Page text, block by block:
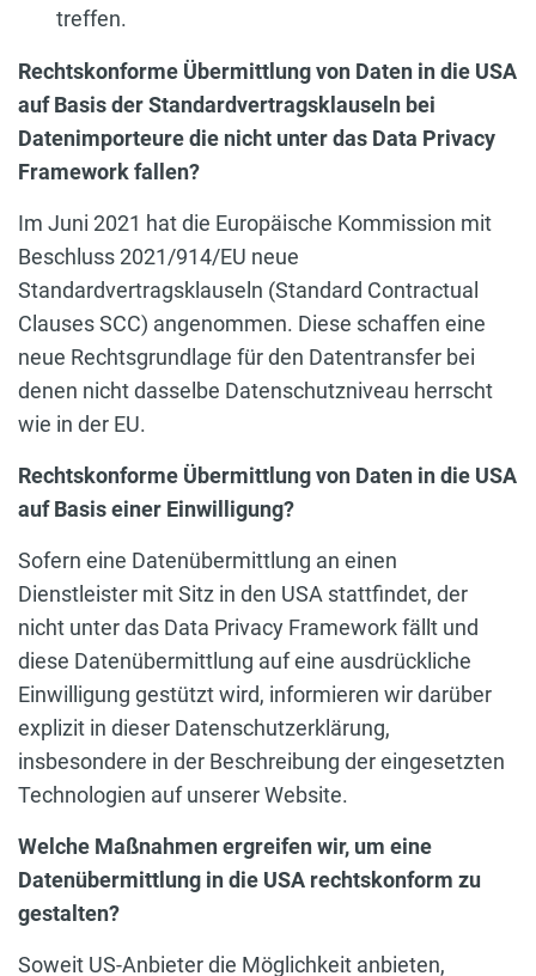
treffen.
Rechtskonforme Übermittlung von Daten in die USA
auf Basis der Standardvertragsklauseln bei
Datenimporteure die nicht unter das Data Privacy
Framework fallen?
Im Juni 2021 hat die Europäische Kommission mit
Beschluss 2021/914/EU neue
Standardvertragsklauseln (Standard Contractual
Clauses SCC) angenommen. Diese schaffen eine
neue Rechtsgrundlage für den Datentransfer bei
denen nicht dasselbe Datenschutzniveau herrscht
wie in der EU.
Rechtskonforme Übermittlung von Daten in die USA
auf Basis einer Einwilligung?
Sofern eine Datenübermittlung an einen
Dienstleister mit Sitz in den USA stattfindet, der
nicht unter das Data Privacy Framework fällt und
diese Datenübermittlung auf eine ausdrückliche
Einwilligung gestützt wird, informieren wir darüber
explizit in dieser Datenschutzerklärung,
insbesondere in der Beschreibung der eingesetzten
Technologien auf unserer Website.
Welche Maßnahmen ergreifen wir, um eine
Datenübermittlung in die USA rechtskonform zu
gestalten?
Soweit US-Anbieter die Möglichkeit anbieten,